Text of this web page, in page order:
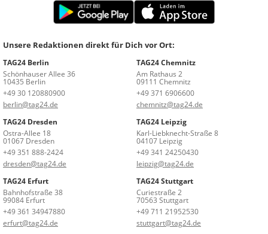
Unsere Redaktionen direkt für Dich vor Ort:
TAG24 Berlin
Schönhauser Allee 36
10435 Berlin
+49 30 120880900
berlin@tag24.de
TAG24 Chemnitz
Am Rathaus 2
09111 Chemnitz
+49 371 6906600
chemnitz@tag24.de
TAG24 Dresden
Ostra-Allee 18
01067 Dresden
+49 351 888-2424
dresden@tag24.de
TAG24 Leipzig
Karl-Liebknecht-Straße 8
04107 Leipzig
+49 341 24250430
leipzig@tag24.de
TAG24 Erfurt
Bahnhofstraße 38
99084 Erfurt
+49 361 34947880
erfurt@tag24.de
TAG24 Stuttgart
Curiestraße 2
70563 Stuttgart
+49 711 21952530
stuttgart@tag24.de